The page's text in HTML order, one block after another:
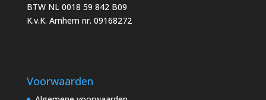
BTW NL 0018 59 842 B09
K.v.K. Arnhem nr. 09168272
Voorwaarden